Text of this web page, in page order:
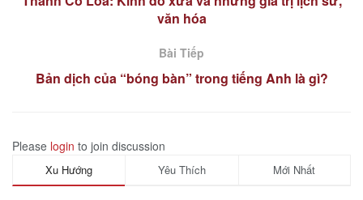
văn hóa
Bài Tiếp
Bản dịch của “bóng bàn” trong tiếng Anh là gì?
Please login to join discussion
Xu Hướng Yêu Thích Mới Nhất